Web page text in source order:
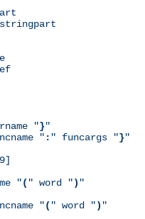
"}"
" : " funcargs "}"
"( " word ") "
"( " word ") "